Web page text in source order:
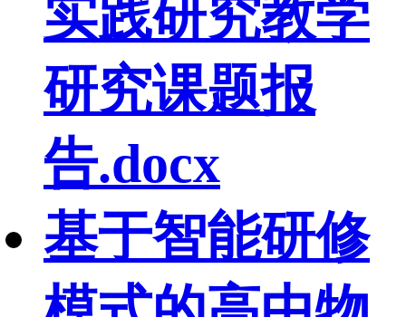
实践研究教学
研究课题报
告.docx
基于智能研修